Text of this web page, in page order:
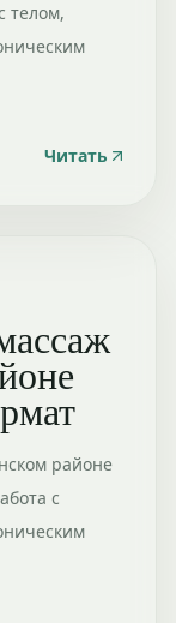
телом,
Читать
районе
с